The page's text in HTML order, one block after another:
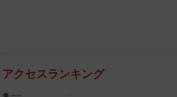
アクセスランキング